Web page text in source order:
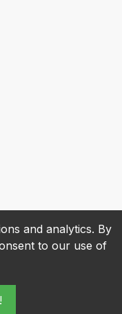
and analytics. By
to our use of
rights reserved.